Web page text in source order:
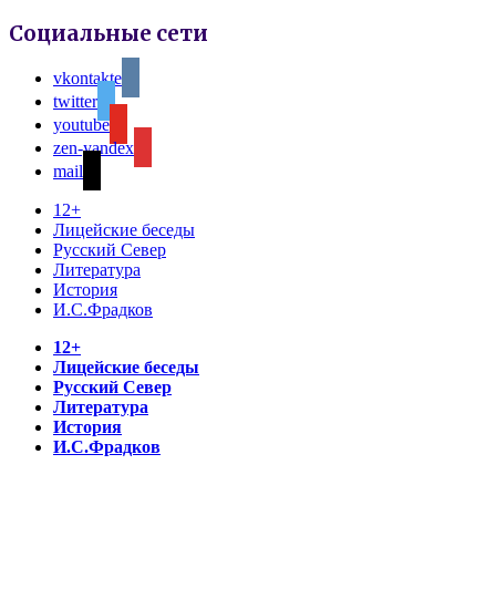
Социальные сети
vkontakte
twitter
youtube
zen-yandex
mail
12+
Лицейские беседы
Русский Север
Литература
История
И.С.Фрадков
12+
Лицейские беседы
Русский Север
Литература
История
И.С.Фрадков